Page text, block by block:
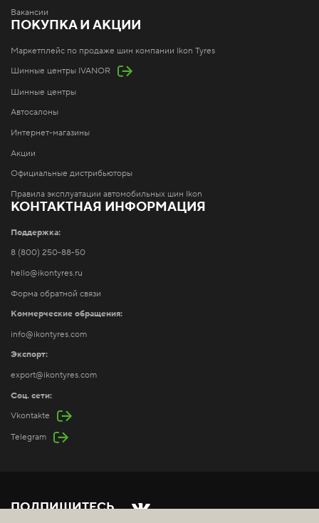
Вакансии
ПОКУПКА И АКЦИИ
Маркетплейс по продаже шин компании Ikon Tyres
Шинные центры IVANOR
Шинные центры
Автосалоны
Интернет-магазины
Акции
Официальные дистрибьюторы
Правила эксплуатации автомобильных шин Ikon
КОНТАКТНАЯ ИНФОРМАЦИЯ
Поддержка:
8 (800) 250-88-50
hello@ikontyres.ru
Форма обратной связи
Коммерческие обращения:
info@ikontyres.com
Экспорт:
export@ikontyres.com
Соц. сети:
Vkontakte
Telegram
ПОДПИШИТЕСЬ